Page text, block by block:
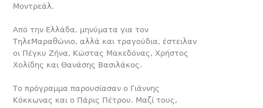
Μοντρεάλ.
Από την Ελλάδα, μηνύματα για τον
ΤηλεΜαραθώνιο, αλλά και τραγούδια, έστειλαν
οι Πέγκυ Ζήνα, Κώστας Μακεδόνας, Χρήστος
Χολίδης και Θανάσης Βασιλάκος.
Το πρόγραμμα παρουσίασαν ο Γιάννης
Κόκκωνας και ο Πάρις Πέτρου. Μαζί τους,